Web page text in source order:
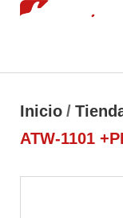
Inicio /
ATW-1101